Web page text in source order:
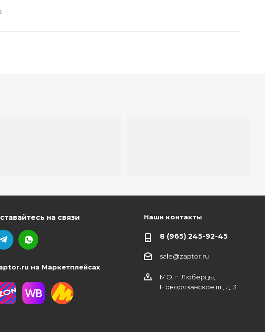
на связи
на Маркетплейсах
Наши контакты
8 (965) 245-92-45
sale@zaptor.ru
МО, г. Люберцы,
Новорязанское ш., д. 3